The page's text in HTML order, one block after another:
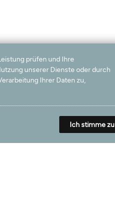
prüfen und Ihre
unserer Dienste oder durch
Ihrer Daten zu,
Ich stimme zu